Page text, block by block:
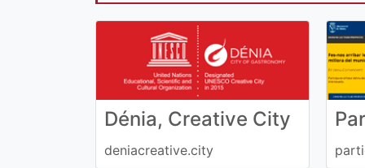
Dénia, Creative City
deniacreative.city